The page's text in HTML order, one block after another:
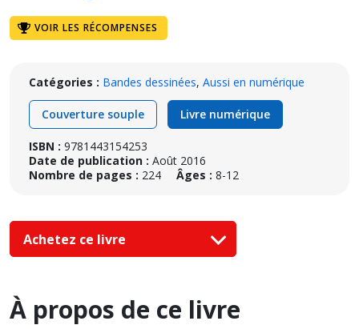
VOIR LES RÉCOMPENSES
Catégories : Bandes dessinées, Aussi en numérique
Couverture souple Livre numérique
ISBN : 9781443154253
Date de publication : Août 2016
Nombre de pages : 224 Âges : 8-12
Achetez ce livre
À propos de ce livre